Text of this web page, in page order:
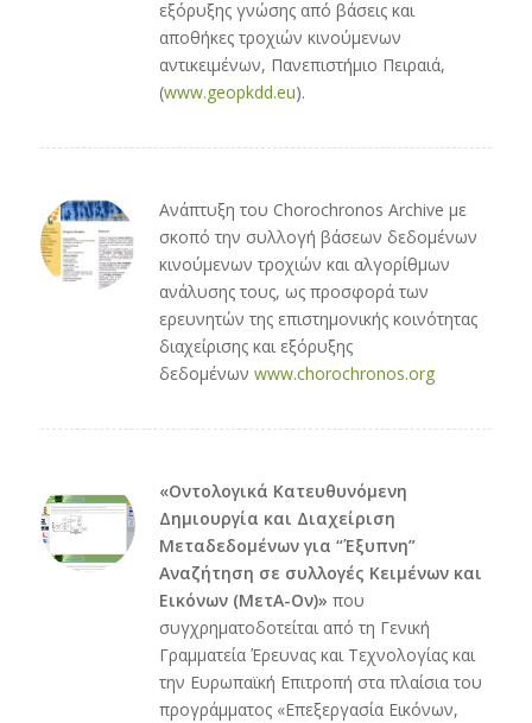
εξόρυξης γνώσης από βάσεις και
αποθήκες τροχιών κινούμενων
αντικειμένων, Πανεπιστήμιο Πειραιά,
(www.geopkdd.eu).
Ανάπτυξη του Chorochronos Archive με
σκοπό την συλλογή βάσεων δεδομένων
κινούμενων τροχιών και αλγορίθμων
ανάλυσης τους, ως προσφορά των
ερευνητών της επιστημονικής κοινότητας
διαχείρισης και εξόρυξης
δεδομένων www.chorochronos.org
«Οντολογικά Κατευθυνόμενη
Δημιουργία και Διαχείριση
Μεταδεδομένων για “Έξυπνη”
Αναζήτηση σε συλλογές Κειμένων και
Εικόνων (ΜετΑ-Ον)» που
συγχρηματοδοτείται από τη Γενική
Γραμματεία Έρευνας και Τεχνολογίας και
την Ευρωπαϊκή Επιτροπή στα πλαίσια του
προγράμματος «Επεξεργασία Εικόνων,